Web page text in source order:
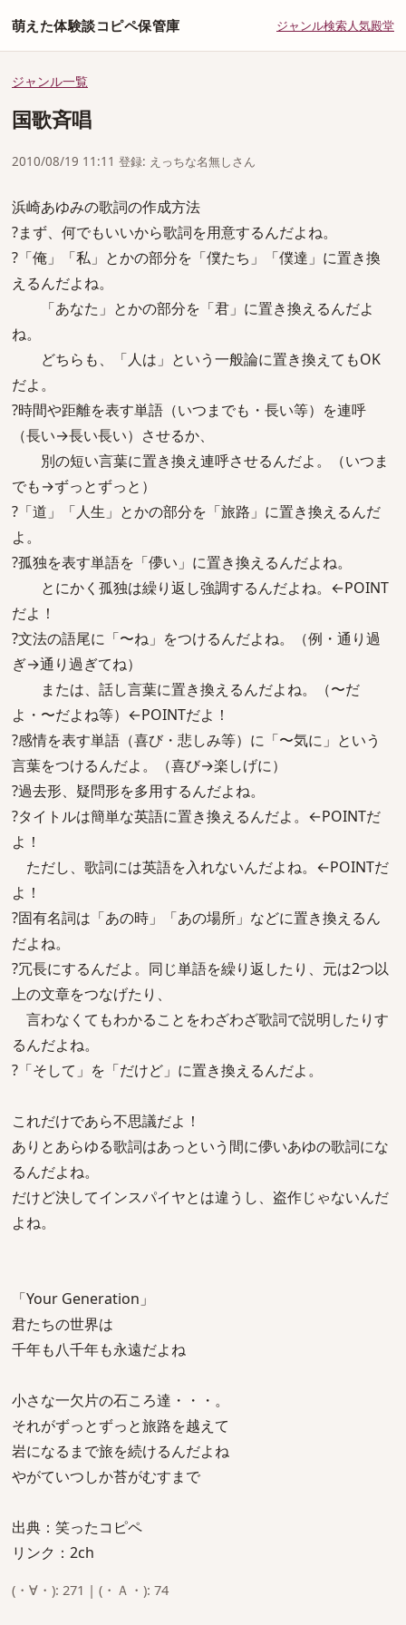
萌えた体験談コピペ保管庫 ジャンル検索人気殿堂
ジャンル一覧
国歌斉唱
2010/08/19 11:11 登録: えっちな名無しさん
浜崎あゆみの歌詞の作成方法
?まず、何でもいいから歌詞を用意するんだよね。
?「俺」「私」とかの部分を「僕たち」「僕達」に置き換
えるんだよね。
「あなた」とかの部分を「君」に置き換えるんだよ
ね。
どちらも、「人は」という一般論に置き換えてもOK
だよ。
?時間や距離を表す単語（いつまでも・長い等）を連呼
（長い→長い長い）させるか、
別の短い言葉に置き換え連呼させるんだよ。（いつま
でも→ずっとずっと）
?「道」「人生」とかの部分を「旅路」に置き換えるんだ
よ。
?孤独を表す単語を「儚い」に置き換えるんだよね。
とにかく孤独は繰り返し強調するんだよね。←POINT
だよ！
?文法の語尾に「〜ね」をつけるんだよね。（例・通り過
ぎ→通り過ぎてね）
または、話し言葉に置き換えるんだよね。（〜だ
よ・〜だよね等）←POINTだよ！
?感情を表す単語（喜び・悲しみ等）に「〜気に」という
言葉をつけるんだよ。（喜び→楽しげに）
?過去形、疑問形を多用するんだよね。
?タイトルは簡単な英語に置き換えるんだよ。←POINTだ
よ！
ただし、歌詞には英語を入れないんだよね。←POINTだ
よ！
?固有名詞は「あの時」「あの場所」などに置き換えるん
だよね。
?冗長にするんだよ。同じ単語を繰り返したり、元は2つ以
上の文章をつなげたり、
言わなくてもわかることをわざわざ歌詞で説明したりす
るんだよね。
?「そして」を「だけど」に置き換えるんだよ。
これだけであら不思議だよ！
ありとあらゆる歌詞はあっという間に儚いあゆの歌詞にな
るんだよね。
だけど決してインスパイヤとは違うし、盗作じゃないんだ
よね。
「Your Generation」
君たちの世界は
千年も八千年も永遠だよね
小さな一欠片の石ころ達・・・。
それがずっとずっと旅路を越えて
岩になるまで旅を続けるんだよね
やがていつしか苔がむすまで
出典：笑ったコピペ
リンク：2ch
(・∀・): 271 | (・Ａ・): 74